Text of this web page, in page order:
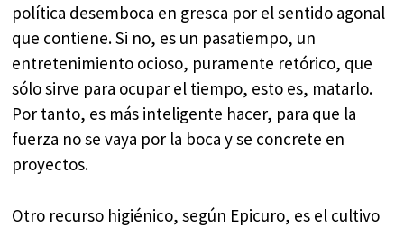
política desemboca en gresca por el sentido agonal
que contiene. Si no, es un pasatiempo, un
entretenimiento ocioso, puramente retórico, que
sólo sirve para ocupar el tiempo, esto es, matarlo.
Por tanto, es más inteligente hacer, para que la
fuerza no se vaya por la boca y se concrete en
proyectos.
Otro recurso higiénico, según Epicuro, es el cultivo